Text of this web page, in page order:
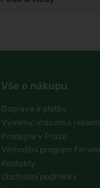
Vše o nákupu
Doprava a platby
Výměny, vrácení a
Prodejna v Praze
Věrnostní program
Kontakty
Obchodní podmínky